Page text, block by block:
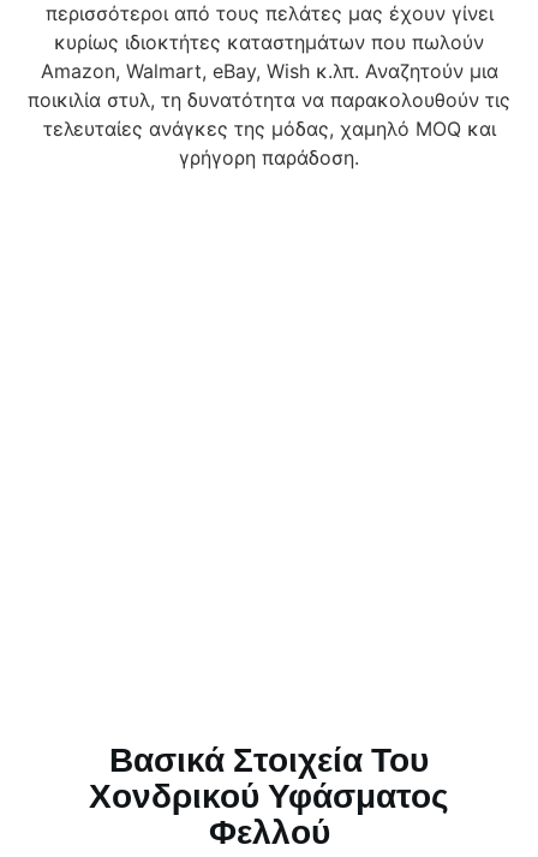
περισσότεροι από τους πελάτες μας έχουν γίνει
κυρίως ιδιοκτήτες καταστημάτων που πωλούν
Amazon, Walmart, eBay, Wish κ.λπ. Αναζητούν μια
ποικιλία στυλ, τη δυνατότητα να παρακολουθούν τις
τελευταίες ανάγκες της μόδας, χαμηλό MOQ και
γρήγορη παράδοση.
Βασικά Στοιχεία Του
Χονδρικού Υφάσματος
Φελλού